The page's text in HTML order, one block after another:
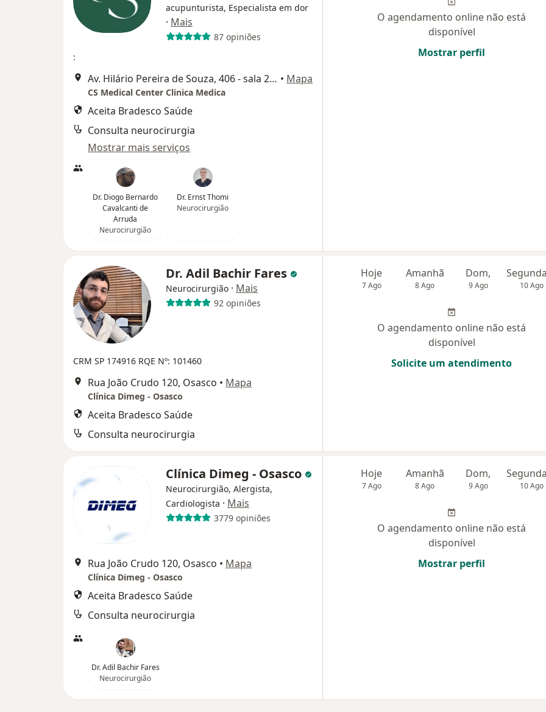
acupunturista, Especialista em dor
· Mais
87 opiniões
:
Av. Hilário Pereira de Souza, 406 - sala 2111 bloco 2, Osasco • Mapa
CS Medical Center Clinica Medica
Aceita Bradesco Saúde
Consulta neurocirurgia
Mostrar mais serviços
Dr. Diogo Bernardo
Cavalcanti de
Arruda
Neurocirurgião
Dr. Ernst Thomi
Neurocirurgião
O agendamento online não está
disponível
Mostrar perfil
Dr. Adil Bachir Fares
Neurocirurgião · Mais
92 opiniões
CRM SP 174916 RQE Nº: 101460
Rua João Crudo 120, Osasco • Mapa
Clínica Dimeg - Osasco
Aceita Bradesco Saúde
Consulta neurocirurgia
Hoje
7 Ago
Amanhã
8 Ago
Dom,
9 Ago 10 Ago
O agendamento online não está
disponível
Solicite um atendimento
Clínica Dimeg - Osasco
Neurocirurgião, Alergista,
Cardiologista · Mais
3779 opiniões
Rua João Crudo 120, Osasco • Mapa
Clínica Dimeg - Osasco
Aceita Bradesco Saúde
Consulta neurocirurgia
Dr. Adil Bachir Fares
Neurocirurgião
Hoje
7 Ago
Amanhã
8 Ago
Dom,
9 Ago 10 Ago
O agendamento online não está
disponível
Mostrar perfil